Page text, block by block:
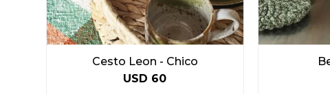
Cesto Leon - Chico
USD 60